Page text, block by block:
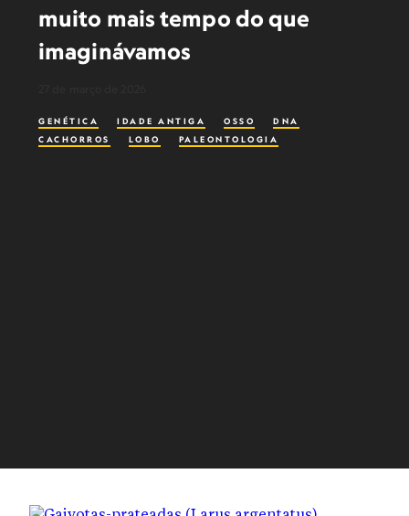
muito mais tempo do que
imaginávamos
GENÉTICA IDADE ANTIGA OSSO
DNA
CACHORROS
LOBO PALEONTOLOGIA